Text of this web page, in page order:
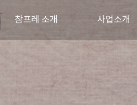
참프레 소개 사업소개